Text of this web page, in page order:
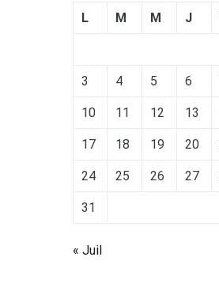
L M M J
3 4 5 6
10 11 12 13
17 18 19 20
24 25 26 27
31
« Juil